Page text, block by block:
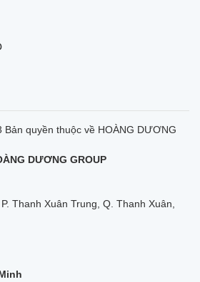
quyền thuộc về HOÀNG DƯƠNG
DƯƠNG GROUP
Thanh Xuân Trung, Q. Thanh Xuân,